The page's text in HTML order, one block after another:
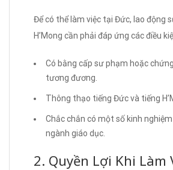
Để có thể làm việc tại Đức, lao động
H’Mong cần phải đáp ứng các điều
Có bằng cấp sư phạm hoặc
tương đương.
Thông thạo tiếng Đức và tiếng
Chắc chắn có một số kinh
ngành giáo dục.
2. Quyền Lợi Khi Làm